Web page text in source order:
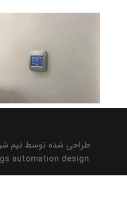
automation design